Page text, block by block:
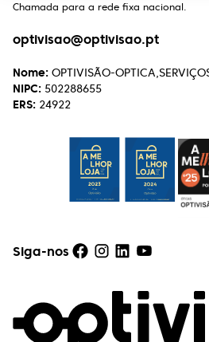
Chamada para a rede fixa nacional.
optivisao@optivisao.pt
Nome: OPTIVISÃO-
NIPC: 502288655
ERS: 24922
Siga-nos